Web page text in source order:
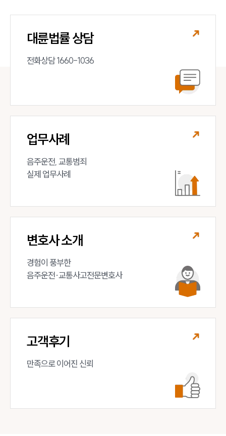
대륜법률 상담
전화상담 1660-1036
업무사례
음주운전, 교통범죄
실제 업무사례
변호사 소개
경험이 풍부한
음주운전·교통사고전문변호사
고객후기
만족으로 이어진 신뢰